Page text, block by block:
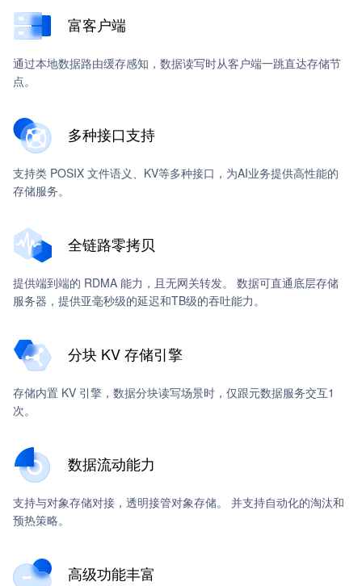
富客户端
通过本地数据路由缓存感知，数据读写时从客户端一跳直达存储节
点。
多种接口支持
支持类 POSIX 文件语义、KV等多种接口，为AI业务提供高性能的
存储服务。
全链路零拷贝
提供端到端的 RDMA 能力，且无网关转发。 数据可直通底层存储
服务器，提供亚毫秒级的延迟和TB级的吞吐能力。
分块 KV 存储引擎
存储内置 KV 引擎，数据分块读写场景时，仅跟元数据服务交互1
次。
数据流动能力
支持与对象存储对接，透明接管对象存储。 并支持自动化的淘汰和
预热策略。
高级功能丰富